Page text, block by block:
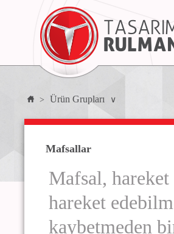
> Ürün Grupları ∨
Mafsallar
Mafsal, hareket
hareket
kaybetmeden